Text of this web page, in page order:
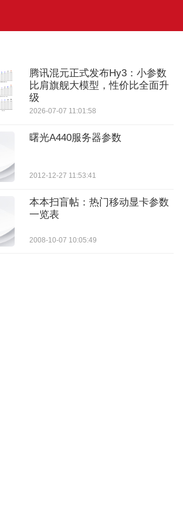
腾讯混元正式发布Hy3：小参数
比肩旗舰大模型，性价比全面升
级
2026-07-07 11:01:58
曙光A440服务器参数
2012-12-27 11:53:41
本本扫盲帖：热门移动显卡参数
一览表
2008-10-07 10:05:49